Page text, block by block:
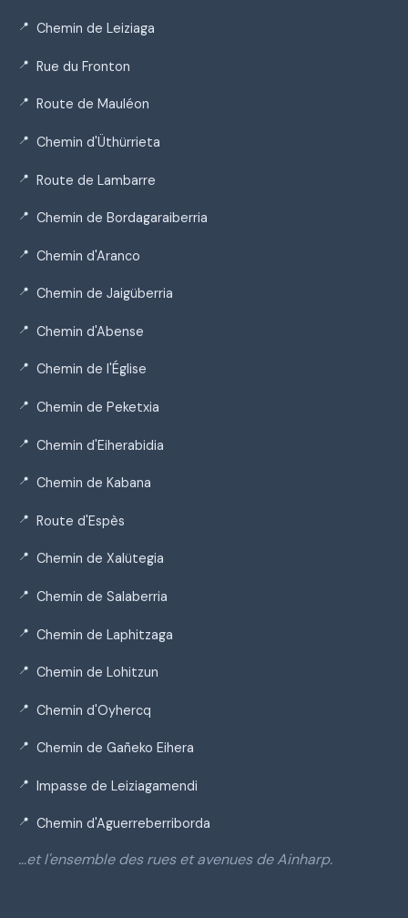
Chemin de Leiziaga
Rue du Fronton
Route de Mauléon
Chemin d'Üthürrieta
Route de Lambarre
Chemin de Bordagaraiberria
Chemin d'Aranco
Chemin de Jaigüberria
Chemin d'Abense
Chemin de l'Église
Chemin de Peketxia
Chemin d'Eiherabidia
Chemin de Kabana
Route d'Espès
Chemin de Xalütegia
Chemin de Salaberria
Chemin de Laphitzaga
Chemin de Lohitzun
Chemin d'Oyhercq
Chemin de Gañeko Eihera
Impasse de Leiziagamendi
Chemin d'Aguerreberriborda
…et l'ensemble des rues et avenues de Ainharp.